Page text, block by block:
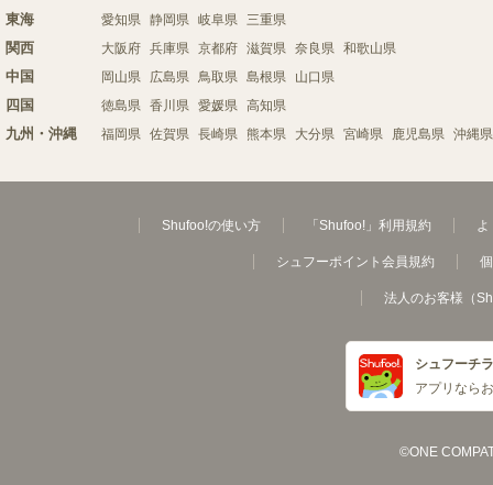
東海 愛知県 静岡県 岐阜県 三重県
関西 大阪府 兵庫県 京都府 滋賀県 奈良県 和歌山県
中国 岡山県 広島県 鳥取県 島根県 山口県
四国 徳島県 香川県 愛媛県 高知県
九州・沖縄 福岡県 佐賀県 長崎県 熊本県 大分県 宮崎県 鹿児島県 沖縄県
Shufoo!の使い方 「Shufoo!」利用規約 よ
シュフーポイント会員規約
法人のお客様（
シュフーチ
アプリなら
©ONE